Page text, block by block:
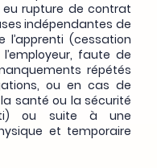
eu rupture de contrat
indépendantes de
l’apprenti (cessation
faute de
répétés
ou en cas de
santé ou la sécurité
ou suite à une
et temporaire